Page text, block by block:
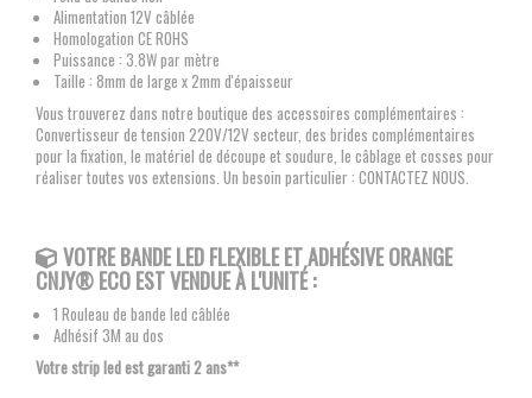
Alimentation 12V câblée
Homologation CE ROHS
Puissance : 3.8W par mètre
Taille : 8mm de large x 2mm d'épaisseur
Vous trouverez dans notre boutique des accessoires complémentaires :
Convertisseur de tension 220V/12V secteur, des brides complémentaires
pour la fixation, le matériel de découpe et soudure, le câblage et cosses pour
réaliser toutes vos extensions. Un besoin particulier : CONTACTEZ NOUS.
VOTRE BANDE LED FLEXIBLEET ADHÉSIVE ORANGE
CNJY®ECO EST VENDUE À L'UNITÉ :
1 Rouleau de bande led câblée
Adhésif 3M au dos
Votre strip led est garanti 2 ans**